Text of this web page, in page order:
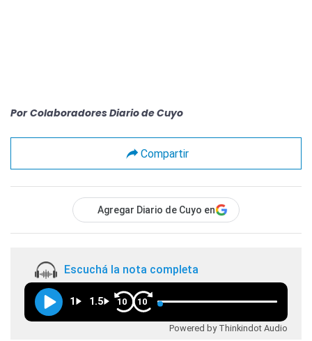
Por Colaboradores Diario de Cuyo
Compartir
Agregar Diario de Cuyo en
Escuchá la nota completa
1 1.5 10 10
Powered by Thinkindot Audio